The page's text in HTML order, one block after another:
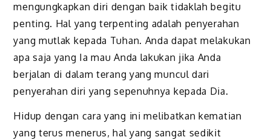
mengungkapkan diri dengan baik tidaklah begitu
penting. Hal yang terpenting adalah penyerahan
yang mutlak kepada Tuhan. Anda dapat melakukan
apa saja yang Ia mau Anda lakukan jika Anda
berjalan di dalam terang yang muncul dari
penyerahan diri yang sepenuhnya kepada Dia.
Hidup dengan cara yang ini melibatkan kematian
yang terus menerus, hal yang sangat sedikit